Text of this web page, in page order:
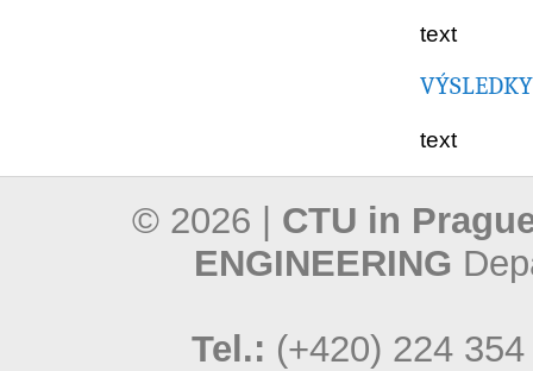
text
text
© 2026 | CTU in
ENGINEERING
Tel.: (+420) 224